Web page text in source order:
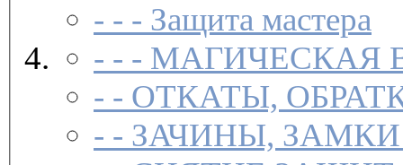
- - - Защита мастера
- - - МАГИЧЕСКАЯ
- - ОТКАТЫ,
- - ЗАЧИНЫ,